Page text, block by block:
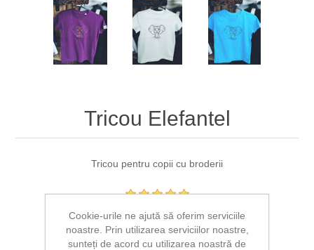
Tricou Elefantel
Tricou pentru copii cu broderii
1 Recenzie(i) | Adăugați recenzia
Producător: The T-Shirt Box
Cookie-urile ne ajută să oferim serviciile
noastre. Prin utilizarea serviciilor noastre,
sunteți de acord cu utilizarea noastră de